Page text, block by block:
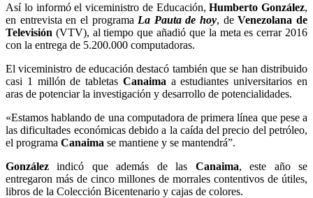
Así lo informó el viceministro de Educación, Humberto González,
en entrevista en el programa La Pauta de hoy, deVenezolana de
Televisión (VTV), al tiempo que añadió que la meta es cerrar 2016
con la entrega de 5.200.000 computadoras.
El viceministro de educación destacó también que se han distribuido
casi 1 millón de tabletas Canaima a estudiantes universitarios en
aras de potenciar la investigación y desarrollo de potencialidades.
«Estamos hablando de una computadora de primera línea que pese a
las dificultades económicas debido a la caída del precio del petróleo,
el programa Canaima se mantiene y se mantendrá”.
González indicó que además de las Canaima, este año se
entregaron más de cinco millones de morrales contentivos de útiles,
libros de la Colección Bicentenario y cajas de colores.